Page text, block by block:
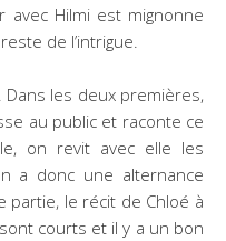
avec Hilmi est mignonne
de l’intrigue.
les deux premières,
au public et raconte ce
on revit avec elle les
a donc une alternance
partie, le récit de Chloé à
courts et il y a un bon